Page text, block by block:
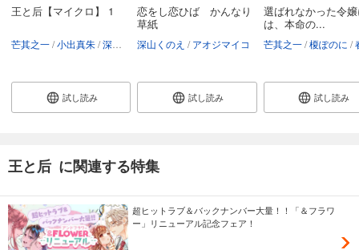
王と后【マイクロ】 1
芒其之一 小出真朱 深山くのえ
試し読み
恋をし恋ひば かんなり
草紙
深山くのえ アオジマイコ
試し読み
選ばれなかった令
は、本命の...
芒其之一 榎ぽのに
試し読み
王と后 に関連する特集
超ヒットラブ＆バックナンバー大量！！「＆フラワ
ー」リニューアル記念フェア！